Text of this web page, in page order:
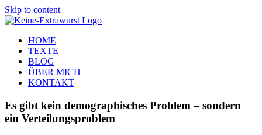
Skip to content
HOME
TEXTE
BLOG
ÜBER MICH
KONTAKT
Es gibt kein demographisches Problem – sondern
ein Verteilungsproblem